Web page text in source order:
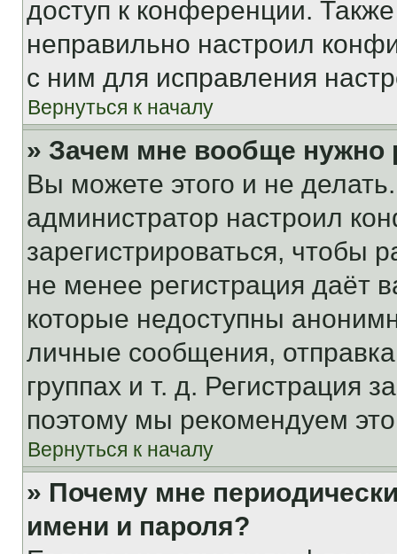
доступ к конференции.
неправильно настроил
с ним для исправления
Вернуться к началу
» Зачем мне вообще нужно
Вы можете этого и не
администратор настроил
зарегистрироваться, чтобы
не менее регистрация даёт
которые недоступны
личные сообщения,
группах и т. д. Регистрация
поэтому мы рекомендуем
Вернуться к началу
» Почему мне
имени и пароля?